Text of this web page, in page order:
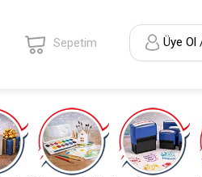
Üye Ol
Sepetim